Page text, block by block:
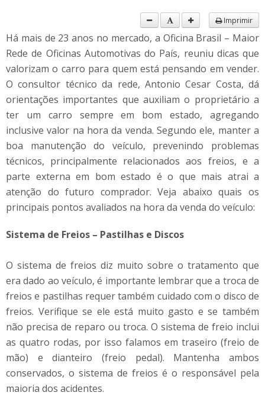
Imprimir
Há mais de 23 anos no mercado, a Oficina Brasil – Maior
Rede de Oficinas Automotivas do País, reuniu dicas que
valorizam o carro para quem está pensando em vender.
O consultor técnico da rede, Antonio Cesar Costa, dá
orientações importantes que auxiliam o proprietário a
ter um carro sempre em bom estado, agregando
inclusive valor na hora da venda. Segundo ele, manter a
boa manutenção do veículo, prevenindo problemas
técnicos, principalmente relacionados aos freios, e a
parte externa em bom estado é o que mais atrai a
atenção do futuro comprador. Veja abaixo quais os
principais pontos avaliados na hora da venda do veículo:
Sistema de Freios – Pastilhas e Discos
O sistema de freios diz muito sobre o tratamento que
era dado ao veículo, é importante lembrar que a troca de
freios e pastilhas requer também cuidado com o disco de
freios. Verifique se ele está muito gasto e se também
não precisa de reparo ou troca. O sistema de freio inclui
as quatro rodas, por isso falamos em traseiro (freio de
mão) e dianteiro (freio pedal). Mantenha ambos
conservados, o sistema de freios é o responsável pela
maioria dos acidentes.